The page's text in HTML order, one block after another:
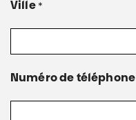
Ville *
Numéro de téléphone